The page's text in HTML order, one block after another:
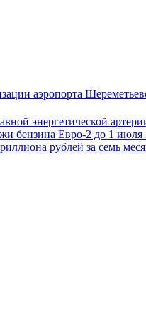
аэропорта
энергетической
бензина Евро-2 до 1 июля
рублей за семь